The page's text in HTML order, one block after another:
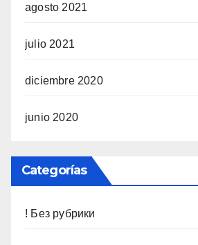
agosto 2021
julio 2021
diciembre 2020
junio 2020
Categorías
! Без рубрики